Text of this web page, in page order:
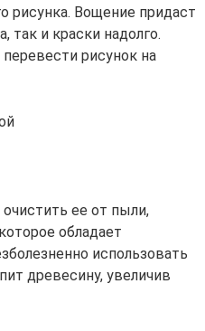
рисунка. Вощение придаст
и краски надолго.
рисунок на
ее от пыли,
обладает
использовать
древесину, увеличив